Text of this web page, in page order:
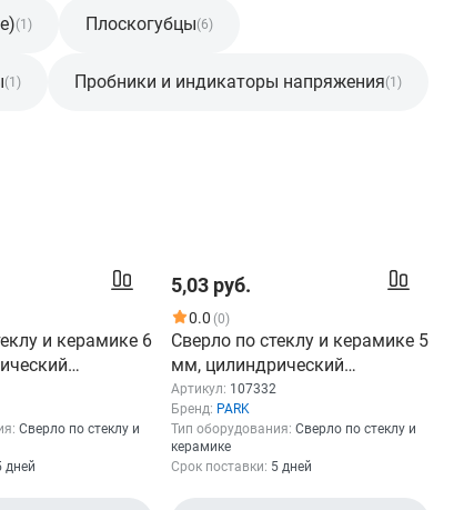
(1) Плоскогубцы(6)
(1) Пробники и индикаторы напряжения(1)
и керамике 6
107333
Сверло по стеклу и
дней
5,03 руб.
0.0 (0)
Сверло по стеклу и керамике 5
мм, цилиндрический
хвостовик PARK 107332
Артикул: 107332
Бренд: PARK
Тип оборудования: Сверло по стеклу и
керамике
Срок поставки: 5 дней